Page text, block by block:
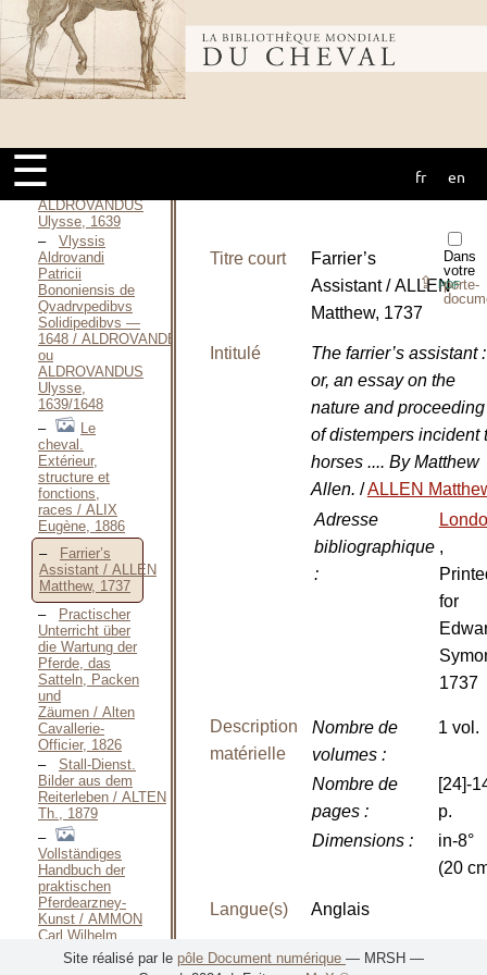
Bibliothèque
mondiale du
cheval
☰ fr en
ALDROVANDUS
Ulysse, Anno
1623
Vlyssis
Aldrovandi
Solidipedibvs —
1639 / ALDROVANDE
ou
ALDROVANDUS
Ulysse, 1639
Vlyssis
Aldrovandi
Patricii
Bononiensis de
Qvadrvpedibvs
Solidipedibvs —
1648 / ALDROVANDE
ou
ALDROVANDUS
Ulysse,
1639/1648
Le
cheval.
Extérieur,
structure et
fonctions,
races / ALIX
Eugène, 1886
Farrier’s
Assistant / ALLEN
Matthew, 1737
Practischer
Unterricht über
die Wartung der
Pferde, das
Satteln, Packen
und
Zäumen / Alten
Cavallerie-
Officier, 1826
Stall-Dienst.
Bilder aus dem
Reiterleben / ALTEN
Th., 1879
Vollständiges
Handbuch der
praktischen
Pferdearzney-
Kunst / AMMON
Carl Wilhelm,
1804-1808
Dans
votre
porte-
⇪PDF
Titre court
Farrier’s
Assistant / ALLEN
Matthew, 1737
Intitulé
The farrier’s assistant :
or, an essay on the
nature and proceeding
of distempers incident
horses .... By Matthew
Allen. /ALLEN
Adresse
bibliographique
:
,
for
1737
Description
matérielle
Nombre de
volumes:
1 vol.
Nombre de
pages:
[24]-
p.
Dimensions:
in-8°
(20
Langue(s) Anglais
Notes
Site réalisé par le pôle Document numérique — MRSH —